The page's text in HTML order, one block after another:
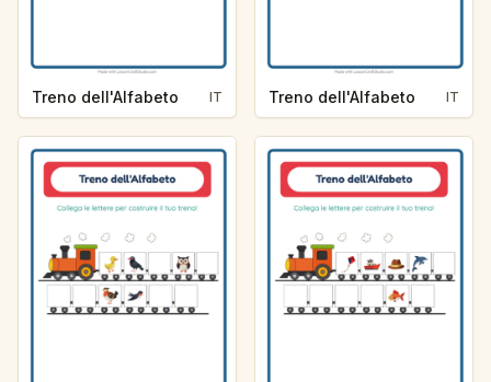
Treno dell'Alfabeto IT Treno dell'Alfabeto IT